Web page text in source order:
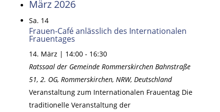
März 2026
Sa. 14
Frauen-Café anlässlich des Internationalen
Frauentages
14. März | 14:00- 16:30
Ratssaal der Gemeinde Rommerskirchen Bahnstraße
51, 2. OG, Rommerskirchen, NRW, Deutschland
Veranstaltung zum Internationalen Frauentag Die
traditionelle Veranstaltung der